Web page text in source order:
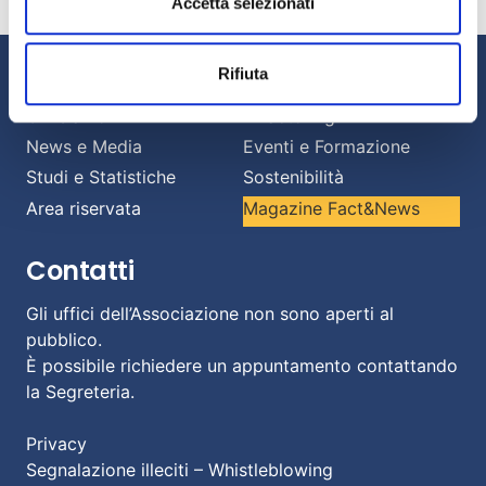
Rifiuta
News e Media
Eventi e Formazione
Studi e Statistiche
Sostenibilità
Area riservata
Magazine Fact&News
Contatti
Gli uffici dell’Associazione non sono aperti al
pubblico.
È possibile richiedere un appuntamento contattando
la Segreteria.
Privacy
Segnalazione illeciti – Whistleblowing